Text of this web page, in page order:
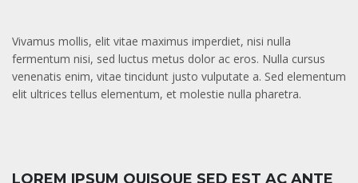
Vivamus mollis, elit vitae maximus imperdiet, nisi nulla
fermentum nisi, sed luctus metus dolor ac eros. Nulla cursus
venenatis enim, vitae tincidunt justo vulputate a. Sed elementum
elit ultrices tellus elementum, et molestie nulla pharetra.
LOREM IPSUM QUISQUE SED EST AC ANTE